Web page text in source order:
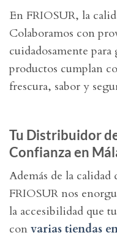
En FRIOSUR, la
Colaboramos con
cuidadosamente
productos cumplan
frescura, sabor y
Tu Distribuidor
Confianza en
Además de la
FRIOSUR nos
la accesibilidad que
con varias tiendas